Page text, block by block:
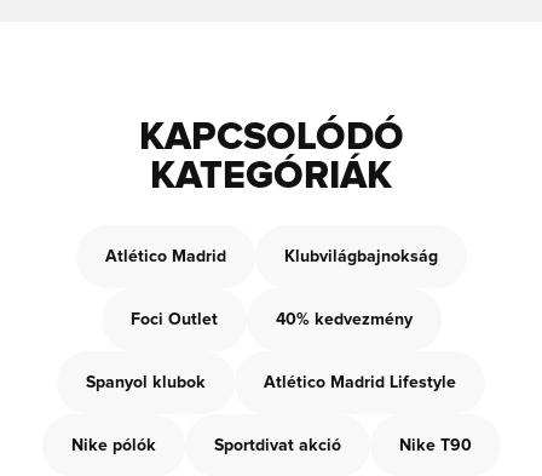
KAPCSOLÓDÓ
KATEGÓRIÁK
Atlético Madrid Klubvilágbajnokság
Foci Outlet 40% kedvezmény
Spanyol klubok Atlético Madrid Lifestyle
Nike pólók Sportdivat akció Nike T90